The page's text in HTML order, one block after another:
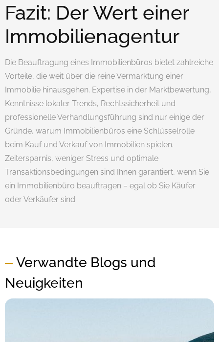
Fazit: Der Wert einer
Immobilienagentur
Die Beauftragung eines Immobilienbüros bietet zahlreiche
Vorteile, die weit über die reine Vermarktung einer
Immobilie hinausgehen. Expertise in der Marktbewertung,
Kenntnisse lokaler Trends, Rechtssicherheit und
professionelle Verhandlungsführung sind nur einige der
Gründe, warum Immobilienbüros eine Schlüsselrolle
beim Kauf und Verkauf von Immobilien spielen.
Zeitersparnis, weniger Stress und optimale
Transaktionsbedingungen sind Ihnen garantiert, wenn Sie
ein Immobilienbüro beauftragen – egal ob Sie Käufer
oder Verkäufer sind.
Verwandte Blogs und
Neuigkeiten